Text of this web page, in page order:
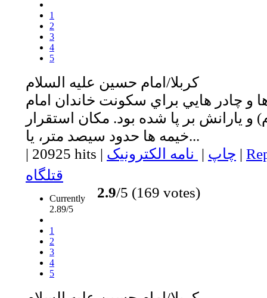
1
2
3
4
5
كربلا/امام حسين عليه السلام
و چادر هايي براي سكونت خاندان امام
و يارانش بر پا شده بود. مكان استقرار
خيمه ها حدود سيصد متر، يا...
| 20925 hits | چاپ | نامه الکترونیک |
قتلگاه
Currently
2.89/5
1
2
3
4
5
2.9/5 (169 votes)